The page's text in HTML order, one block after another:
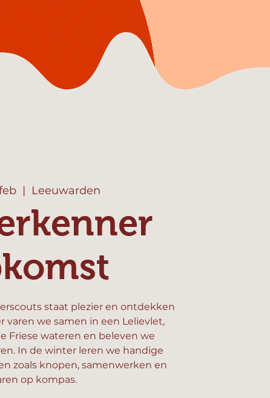
  |
Leeuwarden
staat plezier en ontdekken
varen we samen in een Lelievlet,
Friese wateren en beleven we
In de winter leren we handige
zoals knopen, samenwerken en
op kompas.